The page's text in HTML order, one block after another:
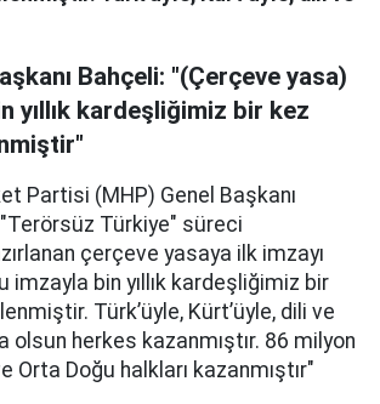
Bahçeli: "(Çerçeve yasa)
yıllık kardeşliğimiz bir kez
Partisi (MHP) Genel Başkanı
Türkiye" süreci
çerçeve yasaya ilk imzayı
imzayla bin yıllık kardeşliğimiz bir
Türk’üyle, Kürt’üyle, dili ve
olsun herkes kazanmıştır. 86 milyon
Orta Doğu halkları kazanmıştır"